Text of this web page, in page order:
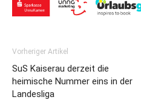
Vorheriger Artikel
SuS Kaiserau derzeit die
heimische Nummer eins in der
Landesliga